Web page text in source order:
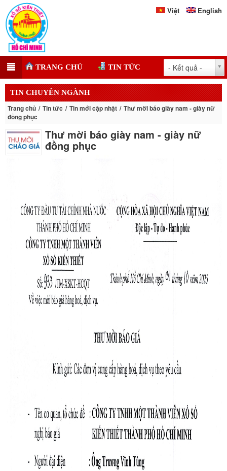
Việt English
TRANG CHỦ TIN TỨC - Kết quả -
TIN CHUYÊN NGÀNH
Trang chủ Tin tức Tin mới cập nhật
Thư mời báo giày nam - giày nữ
đồng phục
Thư mời báo giày nam - giày nữ
đồng phục